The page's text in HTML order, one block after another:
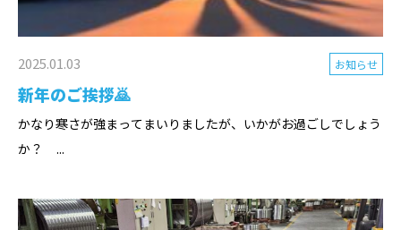
2025.01.03 お知らせ
新年のご挨拶🙇
かなり寒さが強まってまいりましたが、いかがお過ごしでしょう
か？ ...